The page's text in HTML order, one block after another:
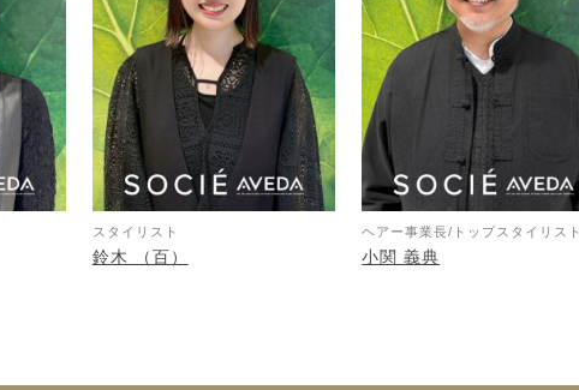
スタイリスト
鈴木 （百）
ヘアー事業長/トップスタイリスト
小関 義典